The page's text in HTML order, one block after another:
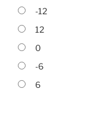
-12
12
0
-6
6